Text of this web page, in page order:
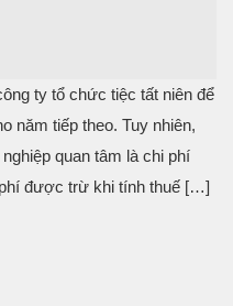
ty tổ chức tiệc tất niên để
năm tiếp theo. Tuy nhiên,
quan tâm là chi phí
được trừ khi tính thuế […]